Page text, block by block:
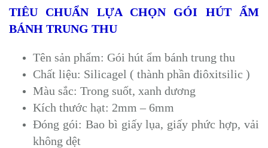
TIÊU CHUẨN LỰA CHỌN GÓI HÚT ẨM
BÁNH TRUNG THU
Tên sản phẩm: Gói hút ẩm bánh trung thu
Chất liệu: Silicagel ( thành phần điôxitsilic )
Màu sắc: Trong suốt, xanh dương
Kích thước hạt: 2mm – 6mm
Đóng gói: Bao bì giấy lụa, giấy phức hợp, vải
không dệt